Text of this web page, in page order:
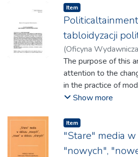
Szymańska, Beata
Ochałek, Małgorzata;
Majchrowski, Jacek
przenikających się
reprezentujących
przy tym wielość
metodologiczną.
Item
tabloidyzacji
(Oficyna
Marta;Walecka-
The purpose of this
attention to the
in the practice of
observations focused
tabloidization, which
phenomenon in
Poland and around
Show more
Item
"Stare" media
"nowych",